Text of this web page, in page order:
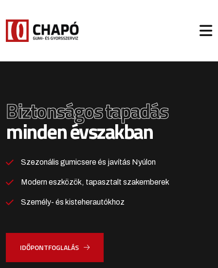
Biztonságos tapadás
minden évszakban
Szezonális gumicsere és javítás Nyúlon
Modern eszközök, tapasztalt szakemberek
Személy- és kisteherautókhoz
IDŐPONTFOGLALÁS